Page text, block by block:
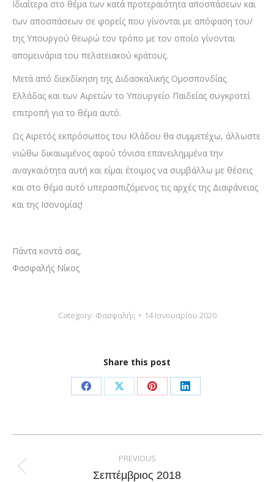
Ιδιαίτερα στο θέμα των κατά προτεραιότητα αποσπάσεων και
των αποσπάσεων σε φορείς που γίνονται με απόφαση του/
της Υπουργού θεωρώ τον τρόπο με τον οποίο γίνονται
απομεινάρια του πελατειακού κράτους.
Μετά από διεκδίκηση της Διδασκαλικής Ομοσπονδίας
Ελλάδας και των Αιρετών το Υπουργείο Παιδείας συγκροτεί
επιτροπή για το θέμα αυτό.
Ως Αιρετός εκπρόσωπος του Κλάδου θα συμμετέχω, άλλωστε
νιώθω δικαιωμένος αφού τόνισα επανειλημμένα την
αναγκαιότητα αυτή και είμαι έτοιμος να συμβάλλω με θέσεις
και στο θέμα αυτό υπερασπιζόμενος τις αρχές της Διαφάνειας
και της Ισονομίας!
Πάντα κοντά σας,
Φασφαλής Νίκος­­
Category: Φασφαλής 14 Ιανουαρίου 2020
Share this post
Share
Facebook
Share
X
Share
Pinterest
Share
LinkedIn
navigation
PREVIOUS
Previous
Σεπτέμβριος 2018